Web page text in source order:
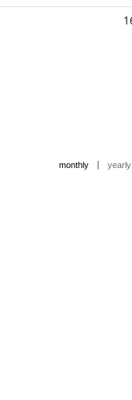
monthly | yearly